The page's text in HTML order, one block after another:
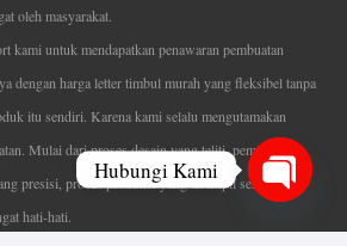
oleh masyarakat.
kami untuk mendapatkan penawaran pembuatan
dengan harga letter timbul murah yang fleksibel tanpa
itu sendiri. Karena kami selalu mengutamakan
Mulai dari proses desain yang teliti, pemotongan
presisi, proses produksi yang terampil serta
hati-hati.
Hubungi Kami